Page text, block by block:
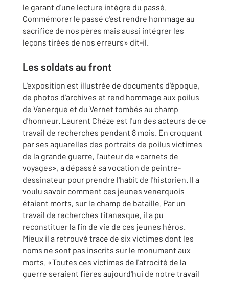
le garant d'une lecture intègre du passé.
Commémorer le passé c'est rendre hommage au
sacrifice de nos pères mais aussi intégrer les
leçons tirées de nos erreurs» dit-il.
Les soldats au front
L'exposition est illustrée de documents d'époque,
de photos d'archives et rend hommage aux poilus
de Venerque et du Vernet tombés au champ
d'honneur. Laurent Chéze est l'un des acteurs de ce
travail de recherches pendant 8 mois. En croquant
par ses aquarelles des portraits de poilus victimes
de la grande guerre, l'auteur de «carnets de
voyages», a dépassé sa vocation de peintre-
dessinateur pour prendre l'habit de l'historien. Il a
voulu savoir comment ces jeunes venerquois
étaient morts, sur le champ de bataille. Par un
travail de recherches titanesque, il a pu
reconstituer la fin de vie de ces jeunes héros.
Mieux il a retrouvé trace de six victimes dont les
noms ne sont pas inscrits sur le monument aux
morts. «Toutes ces victimes de l'atrocité de la
guerre seraient fières aujourd'hui de notre travail